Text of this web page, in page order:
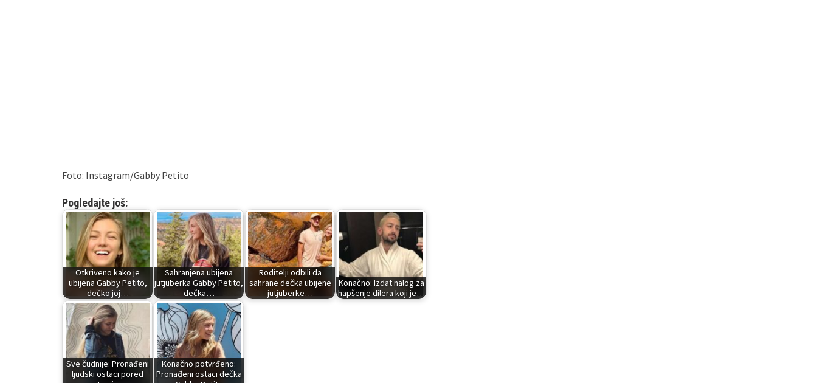
Foto: Instagram/Gabby Petito
Pogledajte još:
Otkriveno kako je
ubijena Gabby Petito,
dečko joj…
Sahranjena ubijena
jutjuberka Gabby Petito,
dečka…
Roditelji odbili da
sahrane dečka ubijene
jutjuberke…
Konačno: Izdat nalog za
hapšenje dilera koji je…
Sve čudnije: Pronađeni
ljudski ostaci pored
Konačno potvrđeno:
Pronađeni ostaci dečka